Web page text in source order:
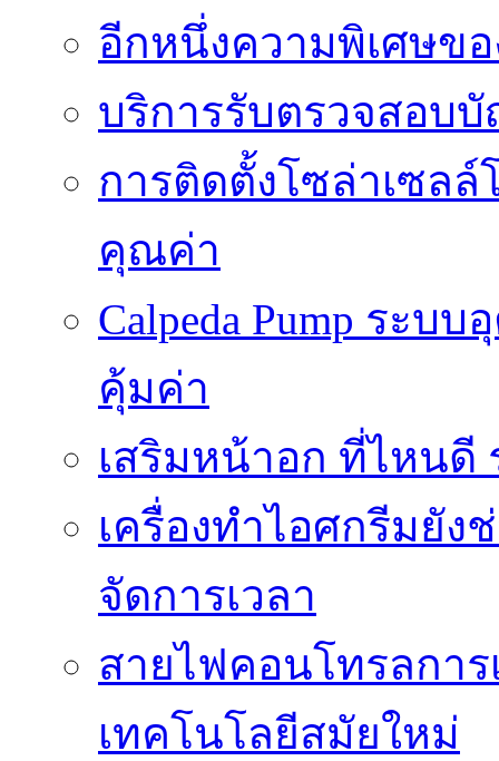
อีกหนึ่งความพิเศษข
บริการรับตรวจสอบ
การติดตั้งโซล่าเซลล์
คุณค่า
Calpeda Pump ระบ
คุ้มค่า
เสริมหน้าอก ที่ไหนดี
เครื่องทำไอศกรีมยัง
จัดการเวลา
สายไฟคอนโทรลกา
เทคโนโลยีสมัยใหม่